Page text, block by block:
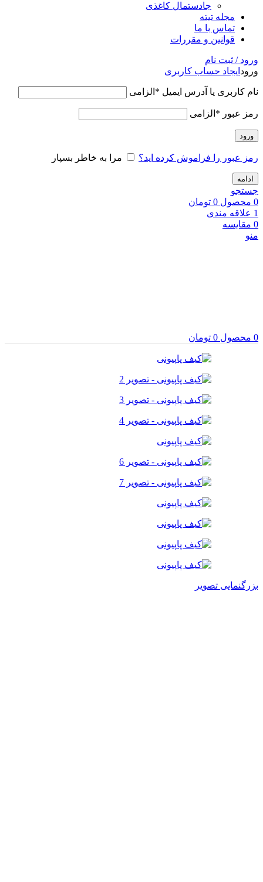
جادستمال کاغذی
مجله تیته
تماس با ما
قوانین و مقررات
ورود / ثبت نام
ورود ایجاد حساب کاربری
نام کاربری یا آدرس ایمیل * الزامی
رمز عبور * الزامی
ورود
رمز عبور را فراموش کرده اید؟ مرا به خاطر بسپار
ادامه
جستجو
0 محصول 0 تومان
1 علاقه مندی
0 مقایسه
منو
0 محصول 0 تومان
بزرگنمایی تصویر